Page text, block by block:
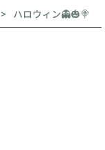
ハロウィン👻🎃🍭